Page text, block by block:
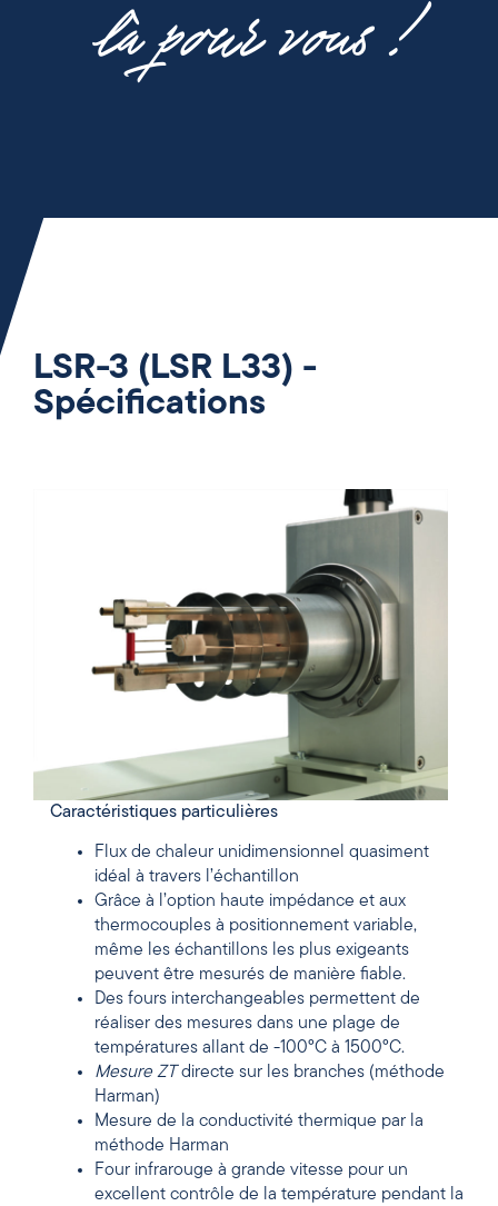
là pour vous !
LSR-3 (LSR L33) -
Spécifications
Caractéristiques particulières
Flux de chaleur unidimensionnel quasiment
idéal à travers l’échantillon
Grâce à l’option haute impédance et aux
thermocouples à positionnement variable,
même les échantillons les plus exigeants
peuvent être mesurés de manière fiable.
Des fours interchangeables permettent de
réaliser des mesures dans une plage de
températures allant de -100°C à 1500°C.
Mesure ZT directe sur les branches (méthode
Harman)
Mesure de la conductivité thermique par la
méthode Harman
Four infrarouge à grande vitesse pour un
excellent contrôle de la température pendant la